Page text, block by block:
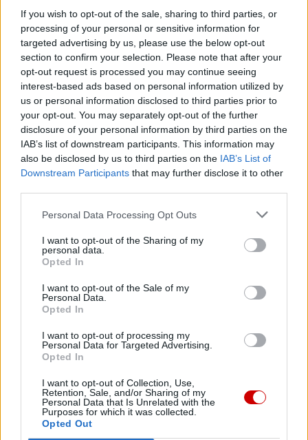
If you wish to opt-out of the sale, sharing to third parties, or
processing of your personal or sensitive information for
targeted advertising by us, please use the below opt-out
section to confirm your selection. Please note that after your
opt-out request is processed you may continue seeing
interest-based ads based on personal information utilized by
us or personal information disclosed to third parties prior to
your opt-out. You may separately opt-out of the further
disclosure of your personal information by third parties on the
IAB’s list of downstream participants. This information may
also be disclosed by us to third parties on the IAB’s List of
Downstream Participants that may further disclose it to other
Personal Data Processing Opt Outs
I want to opt-out of the Sharing of my
personal data.
Opted In
I want to opt-out of the Sale of my
Personal Data.
Opted In
I want to opt-out of processing my
Personal Data for Targeted Advertising.
Opted In
I want to opt-out of Collection, Use,
Retention, Sale, and/or Sharing of my
Personal Data that Is Unrelated with the
Purposes for which it was collected.
Opted Out
Drogi Czytelniku,
cieszymy się, że odwiedzasz nasz portal. Jesteśmy
tu dla Ciebie!
Każdego dnia publikujemy najważniejsze
informacje z życia Kościoła w Polsce i na świecie.
Jednak bez Twojej pomocy sprostanie temu
zadaniu będzie coraz trudniejsze.
Dlatego prosimy Cię owsparcie portalu eKAI.pl za
pośrednictwem serwisu Patronite.
misję. Więcej informacji znajdziesz
Facebook
Link
Wersja do druku
BARI KOŚCIÓŁ WŁOCHY